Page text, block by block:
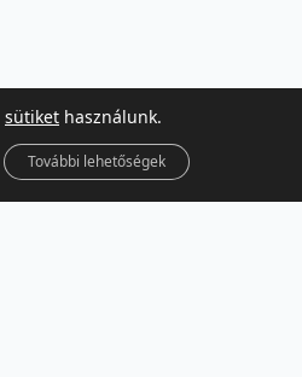
sütiket használunk.
További lehetőségek